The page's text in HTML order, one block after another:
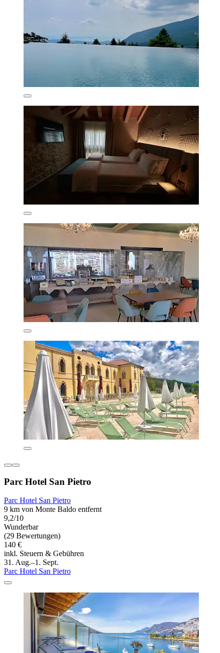
Parc Hotel San Pietro
Parc Hotel San Pietro
9 km von Monte Baldo entfernt
9,2/10
Wunderbar
(29 Bewertungen)
140 €
inkl. Steuern & Gebühren
31. Aug.–1. Sept.
Parc Hotel San Pietro